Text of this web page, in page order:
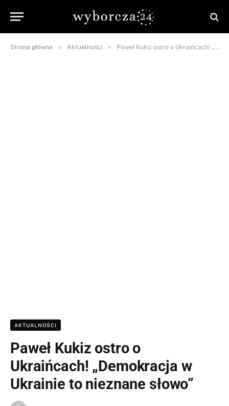
Strona główna » Aktualności » Paweł Kukiz ostro o Ukraińcach! „Demokracja w Ukrainie to nieznane słowo”
AKTUALNOŚCI
Paweł Kukiz ostro o
Ukraińcach! „Demokracja w
Ukrainie to nieznane słowo”